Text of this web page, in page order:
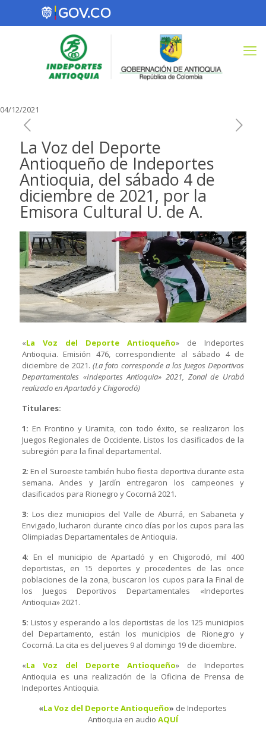
04/12/2021
La Voz del Deporte
Antioqueño de Indeportes
Antioquia, del sábado 4 de
diciembre de 2021, por la
Emisora Cultural U. de A.
«La Voz del Deporte Antioqueño» de Indeportes
Antioquia. Emisión 476, correspondiente al sábado 4 de
diciembre de 2021.(La foto corresponde a los Juegos Deportivos
Departamentales «Indeportes Antioquia» 2021, Zonal de Urabá
realizado en Apartadó y Chigorodó)
Titulares:
1: En Frontino y Uramita, con todo éxito, se realizaron los
Juegos Regionales de Occidente. Listos los clasificados de la
subregión para la final departamental.
2: En el Suroeste también hubo fiesta deportiva durante esta
semana. Andes y Jardín entregaron los campeones y
clasificados para Rionegro y Cocorná 2021.
3: Los diez municipios del Valle de Aburrá, en Sabaneta y
Envigado, lucharon durante cinco días por los cupos para las
Olimpiadas Departamentales de Antioquia.
4: En el municipio de Apartadó y en Chigorodó, mil 400
deportistas, en 15 deportes y procedentes de las once
poblaciones de la zona, buscaron los cupos para la Final de
los Juegos Deportivos Departamentales «Indeportes
Antioquia» 2021.
5: Listos y esperando a los deportistas de los 125 municipios
del Departamento, están los municipios de Rionegro y
Cocorná. La cita es del jueves 9 al domingo 19 de diciembre.
«La Voz del Deporte Antioqueño» de Indeportes
Antioquia es una realización de la Oficina de Prensa de
Indeportes Antioquia.
«La Voz del Deporte Antioqueño» de Indeportes
Antioquia en audio AQUÍ